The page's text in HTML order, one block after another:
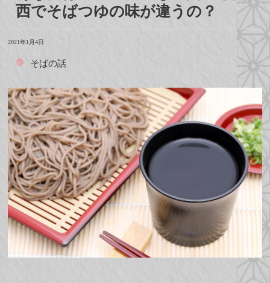
西でそばつゆの味が違うの？
2021年1月4日
そばの話